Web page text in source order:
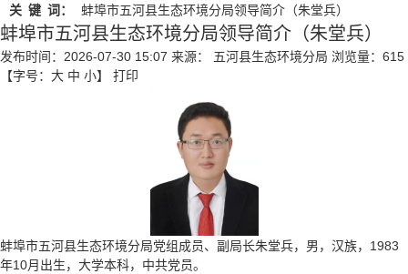
关 键 词： 蚌埠市五河县生态环境分局领导简介（朱堂兵）
蚌埠市五河县生态环境分局领导简介（朱堂兵）
发布时间：2026-07-30 15:07 来源： 五河县生态环境分局 浏览量： 615
【字号： 大 中 小】 打印
蚌埠市五河县生态环境分局党组成员、副局长朱堂兵，男，汉族，1983
年10月出生，大学本科，中共党员。